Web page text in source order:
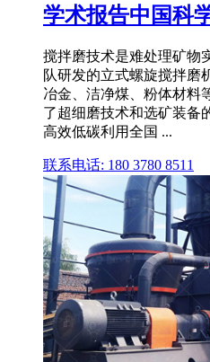
学术报告中国科
搅拌磨技术是难处理矿物
队研发的立式螺旋搅拌磨
冶金、洁净煤、粉体材料
了超细磨技术和选矿装备
高效低碳利用全国 ...
联系电话: 180 3780 8511